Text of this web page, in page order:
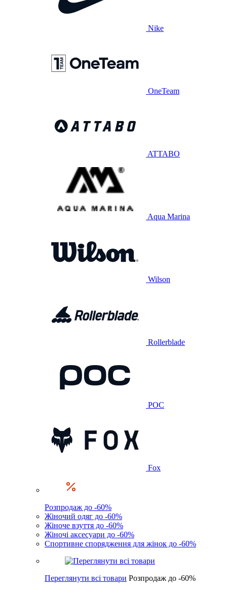
Nike
OneTeam
ATTABO
Aqua Marina
Wilson
Rollerblade
POC
Fox
Розпродаж до -60%
Жіночий одяг до -60%
Жіноче взуття до -60%
Жіночі аксесуари до -60%
Спортивне спорядження для жінок до -60%
Переглянути всі товари Розпродаж до -60%